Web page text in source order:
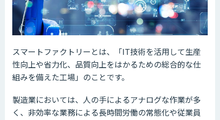
スマートファクトリーとは、「IT技術を活用して生産
性向上や省力化、品質向上をはかるための総合的な仕
組みを備えた工場」のことです。
製造業においては、人の手によるアナログな作業が多
く、非効率な業務による長時間労働の常態化や従業員